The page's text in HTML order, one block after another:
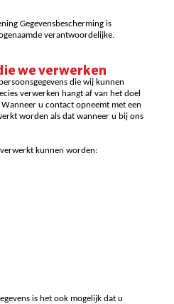
Gegevensbescherming is
verantwoordelijke.
we verwerken
die wij kunnen
verwerken hangt af van het doel
u contact opneemt met een
worden als dat wanneer u bij ons
kunnen worden:
is het ook mogelijk dat u